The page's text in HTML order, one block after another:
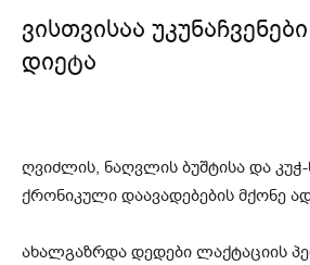
ვისთვისაა
დიეტა
ღვიძლის, ნაღვლის ბუშტისა და
ქრონიკული დაავადებების მქონე
ახალგაზრდა დედები ლაქტაციის